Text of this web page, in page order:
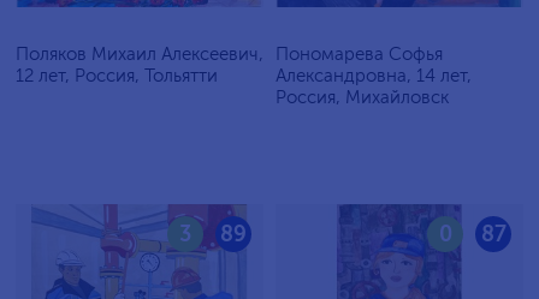
Поляков Михаил Алексеевич,
12 лет, Россия, Тольятти
Пономарева Софья
Александровна, 14 лет,
Россия, Михайловск
89
3 87
0